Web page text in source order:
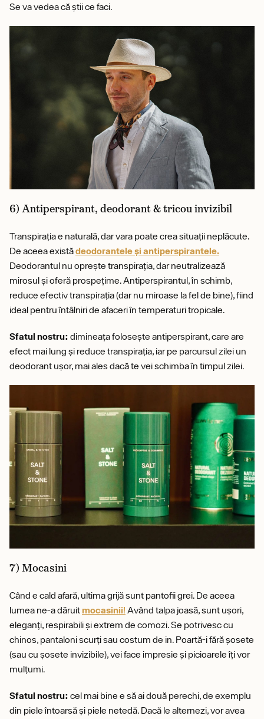
Se va vedea că știi ce faci.
6) Antiperspirant, deodorant & tricou invizibil
Transpirația e naturală, dar vara poate crea situații neplăcute.
De aceea existădeodorantele și antiperspirantele.
Deodorantul nu oprește transpirația, dar neutralizează
mirosul și oferă prospețime. Antiperspirantul, în schimb,
reduce efectiv transpirația (dar nu miroase la fel de bine), fiind
ideal pentru întâlniri de afaceri în temperaturi tropicale.
Sfatul nostru: dimineața folosește antiperspirant, care are
efect mai lung și reduce transpirația, iar pe parcursul zilei un
deodorant ușor, mai ales dacă te vei schimba în timpul zilei.
7) Mocasini
Când e cald afară, ultima grijă sunt pantofii grei. De aceea
lumea ne-a dăruitmocasinii! Având talpa joasă, sunt ușori,
eleganți, respirabili și extrem de comozi. Se potrivesc cu
chinos, pantaloni scurți sau costum de in. Poartă-i fără șosete
(sau cu șosete invizibile), vei face impresie și picioarele îți vor
mulțumi.
Sfatul nostru: cel mai bine e să ai două perechi, de exemplu
din piele întoarsă și piele netedă. Dacă le alternezi, vor avea